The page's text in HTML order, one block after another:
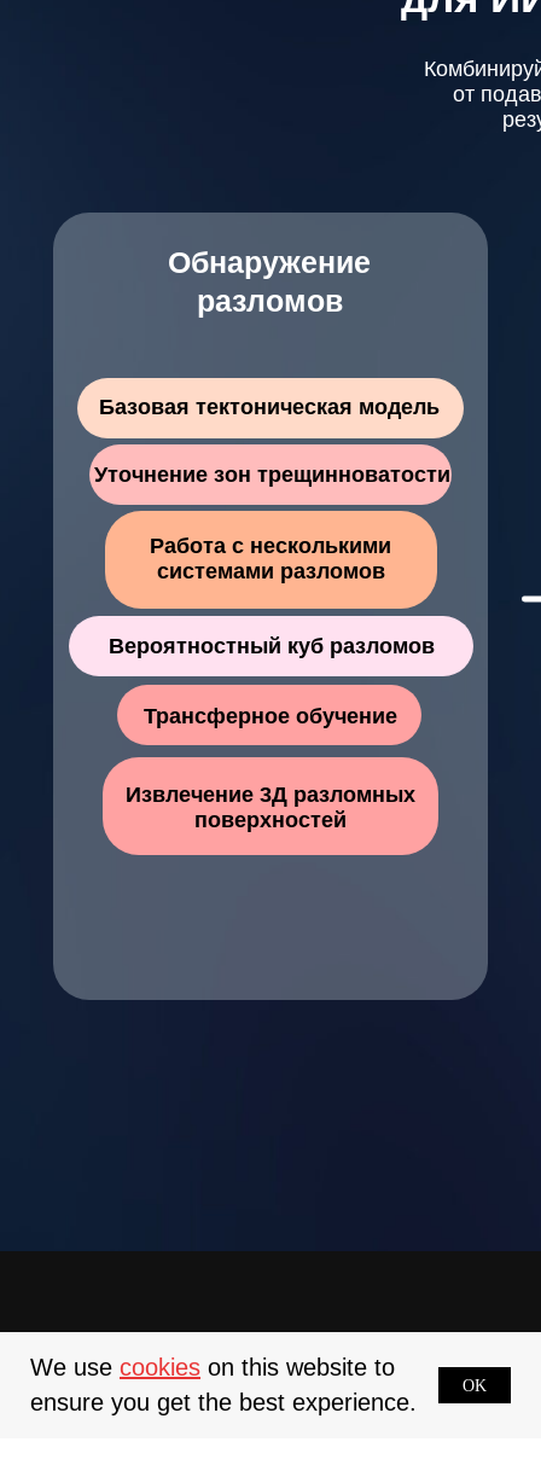
Contact Us
Обнаружение
разломов
от
Базовая тектоническая модель
Трансферное обучение
Извлечение 3Д разломных
поверхностей
Вероятностный куб разломов
Работа с несколькими
системами разломов
Уточнение зон трещинноватости
We use cookies on this website to
ensure you get the best experience.
OK